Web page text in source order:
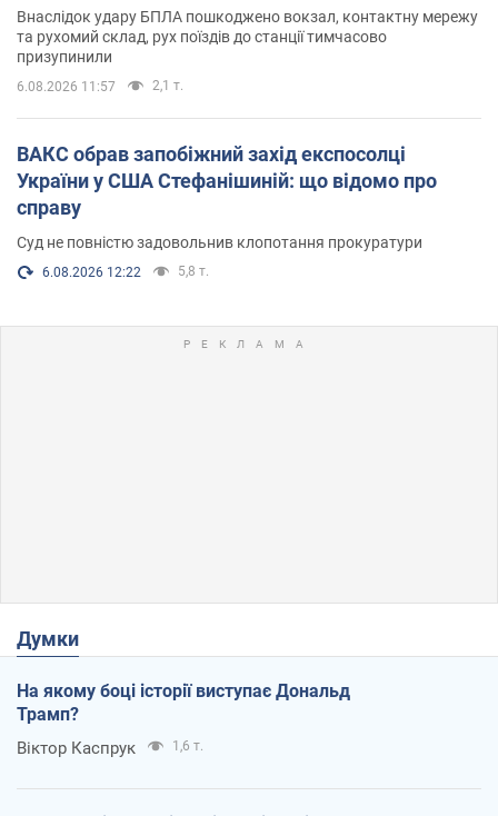
Внаслідок удару БПЛА пошкоджено вокзал, контактну мережу
та рухомий склад, рух поїздів до станції тимчасово
призупинили
6.08.2026 11:57 2,1 т.
ВАКС обрав запобіжний захід експосолці
України у США Стефанішиній: що відомо про
справу
Суд не повністю задовольнив клопотання прокуратури
6.08.2026 12:22 5,8 т.
Думки
На якому боці історії виступає Дональд
Трамп?
Віктор Каспрук 1,6 т.